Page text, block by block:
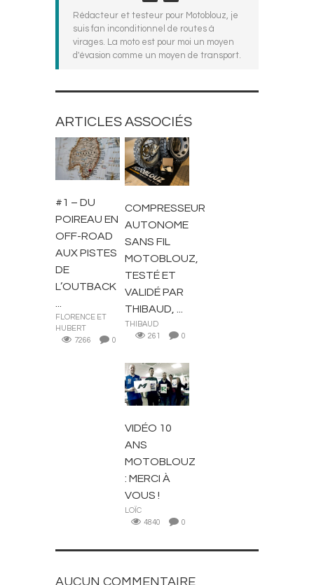
Rédacteur et testeur pour Motoblouz, je
suis fan inconditionnel de routes à
virages. La moto est pour moi un moyen
d'évasion comme un moyen de transport.
ARTICLES ASSOCIÉS
TRAVEL
#1 – DU
POIREAU EN
OFF-ROAD
AUX PISTES
DE
L’OUTBACK
...
FLORENCE ET
HUBERT
7266
0
À LA UNE
COMPRESSEUR
AUTONOME
SANS FIL
MOTOBLOUZ,
TESTÉ ET
VALIDÉ PAR
THIBAUD, ...
THIBAUD
261
0
ACTUALITÉS
VIDÉO 10
ANS
MOTOBLOUZ
: MERCI À
VOUS !
LOÏC
4840
0
AUCUN COMMENTAIRE